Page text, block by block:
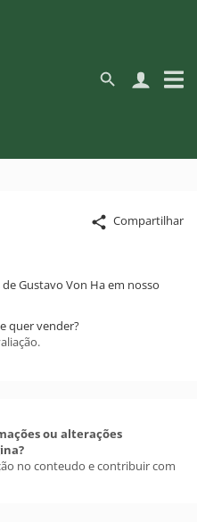
Compartilhar
Gustavo Von Ha em nosso
quer vender?
ou alterações
no conteudo e contribuir com